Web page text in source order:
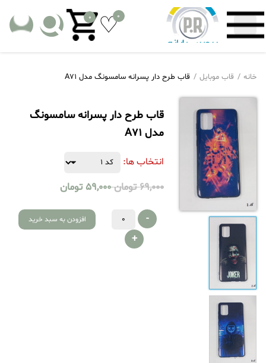
0
0
خانه قاب موبایل قاب طرح دار پسرانه سامسونگ مدل A71
قاب طرح دار پسرانه سامسونگ
مدل A71
انتخاب ها:
69,000 تومان 59,000 تومان
-
+
افزودن به سبد خرید